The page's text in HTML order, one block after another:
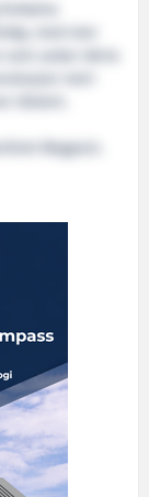
med stor
aukar deira
meir
Magasin.